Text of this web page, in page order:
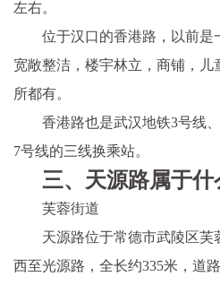
左右。
位于汉口的香港路，以前是
宽敞整洁，楼宇林立，商铺，
所都有。
香港路也是武汉地铁3号线
7号线的三线换乘站。
三、天源路属于什
芙蓉街道
天源路位于常德市武陵区芙
西至光源路，全长约335米，道